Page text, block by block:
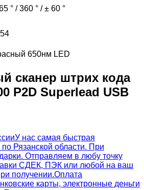
° / 360 ° / ± 60 °
650нм LED
сканер штрих кода
P2D Superlead USB
У нас самая быстрая
Рязанской области. При
Отправляем в любу точку
СДЕК, ПЭК или любой на ваш
получении.Оплата
карты, электронные деньги